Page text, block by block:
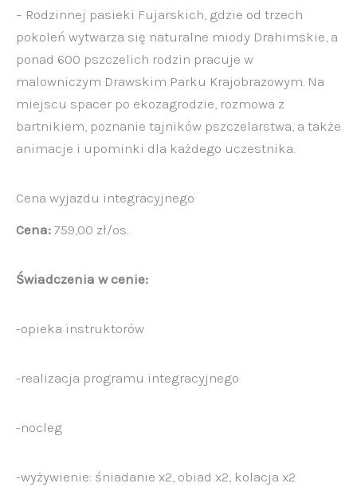
– Rodzinnej pasieki Fujarskich, gdzie od trzech
pokoleń wytwarza się naturalne miody Drahimskie, a
ponad 600 pszczelich rodzin pracuje w
malowniczym Drawskim Parku Krajobrazowym. Na
miejscu spacer po ekozagrodzie, rozmowa z
bartnikiem, poznanie tajników pszczelarstwa, a także
animacje i upominki dla każdego uczestnika.
Cena wyjazdu integracyjnego
Cena: 759,00 zł/os.
Świadczenia w cenie:
-opieka instruktorów
-realizacja programu integracyjnego
-nocleg
-wyżywienie: śniadanie x2, obiad x2, kolacja x2